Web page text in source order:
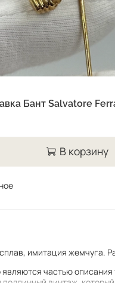
Бант Salvatore
В корзину
имитация жемчуга.
являются частью описания